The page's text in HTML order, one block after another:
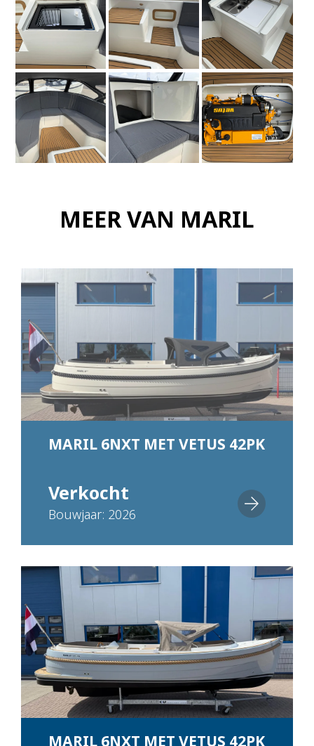
MEER VAN MARIL
MARIL 6NXT MET VETUS 42PK
Verkocht
Bouwjaar: 2026
MARIL 6NXT MET VETUS 42PK